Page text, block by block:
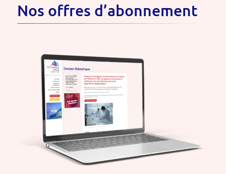
Nos offres d’abonnement